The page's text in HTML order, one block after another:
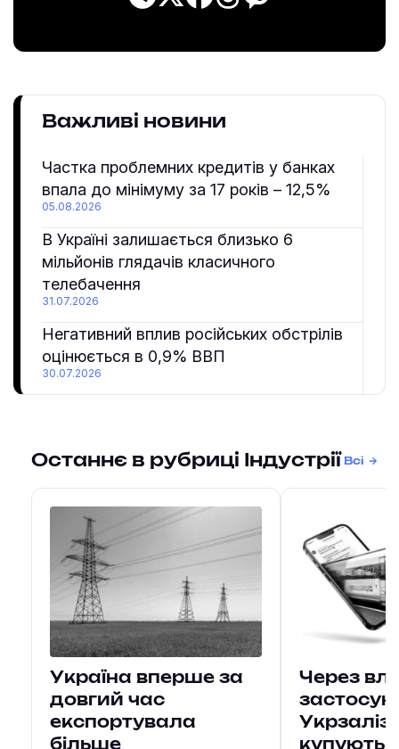
Важливі новини
Частка проблемних кредитів у банках
впала до мінімуму за 17 років – 12,5%
05.08.2026
В Україні залишається близько 6
мільйонів глядачів класичного
телебачення
31.07.2026
Негативний вплив російських обстрілів
оцінюється в 0,9% ВВП
30.07.2026
Останнє в рубриці Індустрії Всі
Україна вперше за
довгий час
експортувала
Через